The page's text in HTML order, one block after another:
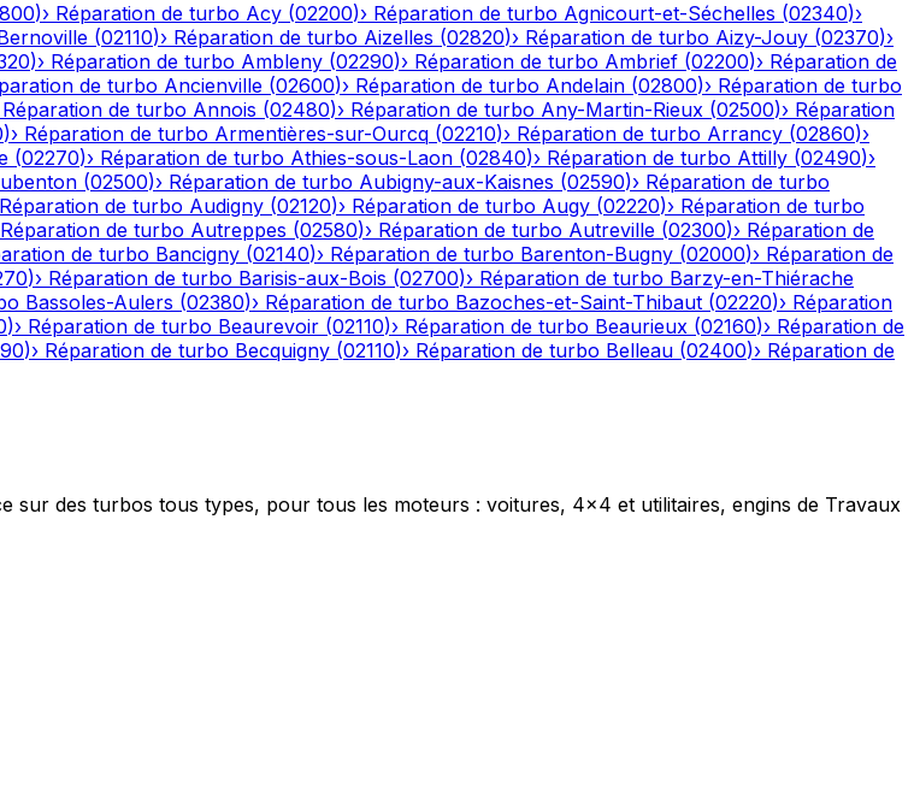
)› Réparation de turbo Acy (02200)› Réparation de turbo Agnicourt-et-Séchelles (02340)›
(02110)› Réparation de turbo Aizelles (02820)› Réparation de turbo Aizy-Jouy (02370)›
)› Réparation de turbo Ambleny (02290)› Réparation de turbo Ambrief (02200)› Réparation de
de turbo Ancienville (02600)› Réparation de turbo Andelain (02800)› Réparation de turbo
Réparation de turbo Annois (02480)› Réparation de turbo Any-Martin-Rieux (02500)› Réparation
)› Réparation de turbo Armentières-sur-Ourcq (02210)› Réparation de turbo Arrancy (02860)›
(02270)› Réparation de turbo Athies-sous-Laon (02840)› Réparation de turbo Attilly (02490)›
(02500)› Réparation de turbo Aubigny-aux-Kaisnes (02590)› Réparation de turbo
Réparation de turbo Audigny (02120)› Réparation de turbo Augy (02220)› Réparation de turbo
Réparation de turbo Autreppes (02580)› Réparation de turbo Autreville (02300)› Réparation de
de turbo Bancigny (02140)› Réparation de turbo Barenton-Bugny (02000)› Réparation de
)› Réparation de turbo Barisis-aux-Bois (02700)› Réparation de turbo Barzy-en-Thiérache
Bassoles-Aulers (02380)› Réparation de turbo Bazoches-et-Saint-Thibaut (02220)› Réparation
)› Réparation de turbo Beaurevoir (02110)› Réparation de turbo Beaurieux (02160)› Réparation de
)› Réparation de turbo Becquigny (02110)› Réparation de turbo Belleau (02400)› Réparation de
sur des turbos tous types, pour tous les moteurs : voitures, 4x4 et utilitaires, engins de Travaux